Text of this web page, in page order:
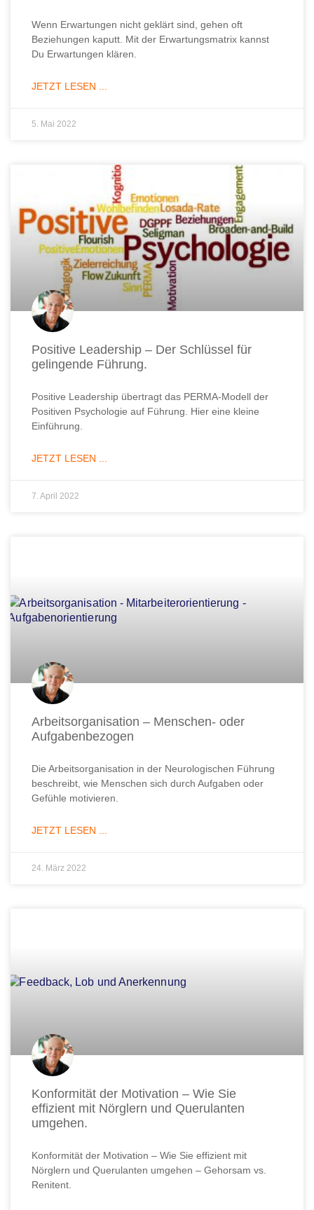
Wenn Erwartungen nicht geklärt sind, gehen oft
Beziehungen kaputt. Mit der Erwartungsmatrix kannst
Du Erwartungen klären.
JETZT LESEN ...
5. Mai 2022
Positive Leadership – Der Schlüssel für
gelingende Führung.
Positive Leadership übertragt das PERMA-Modell der
Positiven Psychologie auf Führung. Hier eine kleine
Einführung.
JETZT LESEN ...
7. April 2022
Arbeitsorganisation – Menschen- oder
Aufgabenbezogen
Die Arbeitsorganisation in der Neurologischen Führung
beschreibt, wie Menschen sich durch Aufgaben oder
Gefühle motivieren.
JETZT LESEN ...
24. März 2022
Konformität der Motivation – Wie Sie
effizient mit Nörglern und Querulanten
umgehen.
Konformität der Motivation – Wie Sie effizient mit
Nörglern und Querulanten umgehen – Gehorsam vs.
Renitent.